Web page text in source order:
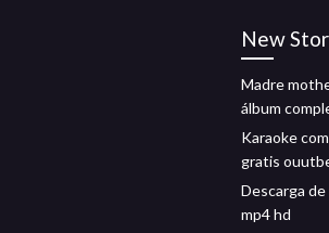
New
Madre
álbum
Karaoke
gratis
Descarga
mp4 hd